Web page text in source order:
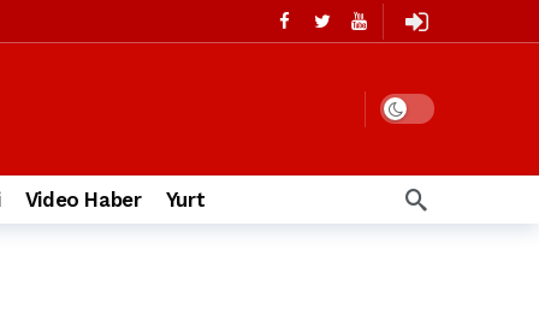
Video Haber Yurt